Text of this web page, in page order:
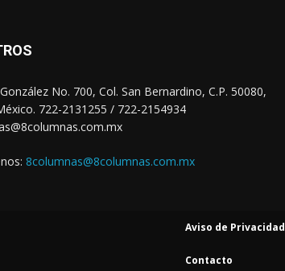
No. 700, Col. San Bernardino, C.P. 50080,
722-2131255 / 722-2154934
8columnas@8columnas.com.mx
Aviso de Privacidad
Contacto